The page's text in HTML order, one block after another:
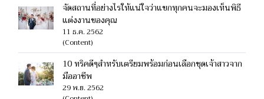
จัดสถานที่อย่างไรให้แน่ใจว่าแขกทุกคนจะมองเห็นพิธี
แต่งงานของคุณ
11 ธ.ค. 2562
(Content)
10 ทริคดีๆสำหรับเตรียมพร้อมก่อนเลือกชุดเจ้าสาวจาก
มืออาชีพ
29 พ.ย. 2562